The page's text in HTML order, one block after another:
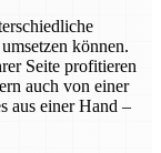
können.
Seite profitieren
auch von einer
aus einer Hand –